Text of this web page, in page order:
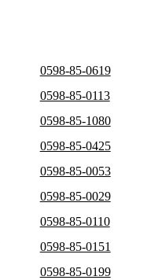
0598-85-0619
0598-85-0113
0598-85-1080
0598-85-0425
0598-85-0053
0598-85-0029
0598-85-0110
0598-85-0151
0598-85-0199